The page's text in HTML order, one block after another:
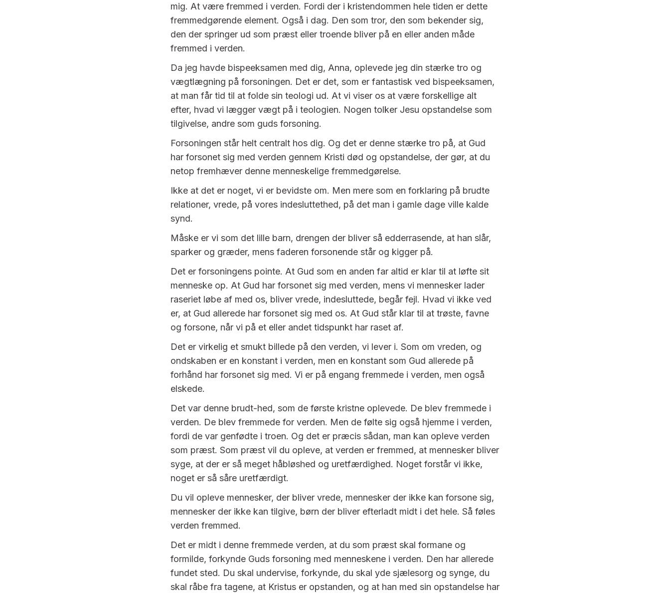
mig. At være fremmed i verden. Fordi der i kristendommen hele tiden er dette
fremmedgørende element. Også i dag. Den som tror, den som bekender sig,
den der springer ud som præst eller troende bliver på en eller anden måde
fremmed i verden.
Da jeg havde bispeeksamen med dig, Anna, oplevede jeg din stærke tro og
vægtlægning på forsoningen. Det er det, som er fantastisk ved bispeeksamen,
at man får tid til at folde sin teologi ud. At vi viser os at være forskellige alt
efter, hvad vi lægger vægt på i teologien. Nogen tolker Jesu opstandelse som
tilgivelse, andre som guds forsoning.
Forsoningen står helt centralt hos dig. Og det er denne stærke tro på, at Gud
har forsonet sig med verden gennem Kristi død og opstandelse, der gør, at du
netop fremhæver denne menneskelige fremmedgørelse.
Ikke at det er noget, vi er bevidste om. Men mere som en forklaring på brudte
relationer, vrede, på vores indesluttethed, på det man i gamle dage ville kalde
synd.
Måske er vi som det lille barn, drengen der bliver så edderrasende, at han slår,
sparker og græder, mens faderen forsonende står og kigger på.
Det er forsoningens pointe. At Gud som en anden far altid er klar til at løfte sit
menneske op. At Gud har forsonet sig med verden, mens vi mennesker lader
raseriet løbe af med os, bliver vrede, indesluttede, begår fejl. Hvad vi ikke ved
er, at Gud allerede har forsonet sig med os. At Gud står klar til at trøste, favne
og forsone, når vi på et eller andet tidspunkt har raset af.
Det er virkelig et smukt billede på den verden, vi lever i. Som om vreden, og
ondskaben er en konstant i verden, men en konstant som Gud allerede på
forhånd har forsonet sig med. Vi er på engang fremmede i verden, men også
elskede.
Det var denne brudt-hed, som de første kristne oplevede. De blev fremmede i
verden. De blev fremmede for verden. Men de følte sig også hjemme i verden,
fordi de var genfødte i troen. Og det er præcis sådan, man kan opleve verden
som præst. Som præst vil du opleve, at verden er fremmed, at mennesker bliver
syge, at der er så meget håbløshed og uretfærdighed. Noget forstår vi ikke,
noget er så såre uretfærdigt.
Du vil opleve mennesker, der bliver vrede, mennesker der ikke kan forsone sig,
mennesker der ikke kan tilgive, børn der bliver efterladt midt i det hele. Så føles
verden fremmed.
Det er midt i denne fremmede verden, at du som præst skal formane og
formilde, forkynde Guds forsoning med menneskene i verden. Den har allerede
fundet sted. Du skal undervise, forkynde, du skal yde sjælesorg og synge, du
skal råbe fra tagene, at Kristus er opstanden, og at han med sin opstandelse har